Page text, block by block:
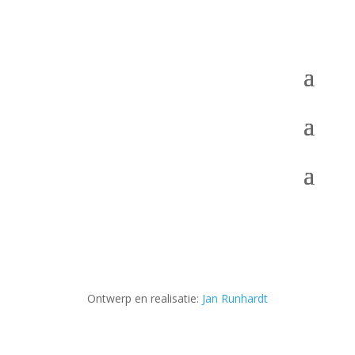
Ontwerp en realisatie: Jan Runhardt